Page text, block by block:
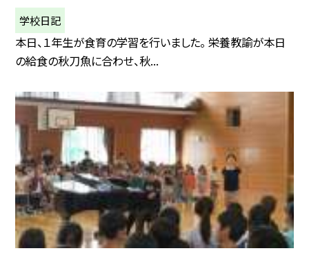
学校日記
本日、１年生が食育の学習を行いました。 栄養教諭が本日
の給食の秋刀魚に合わせ、秋...